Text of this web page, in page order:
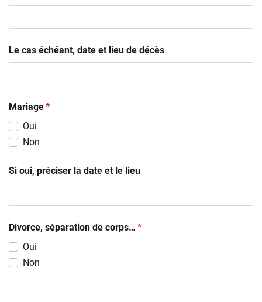
MM
Le cas échéant, date et lieu de décès
Mariage(obligatoire)
*
Oui
Non
Si oui, préciser la date et le lieu
Divorce, séparation de corps… (obligatoire)
*
Oui
Non